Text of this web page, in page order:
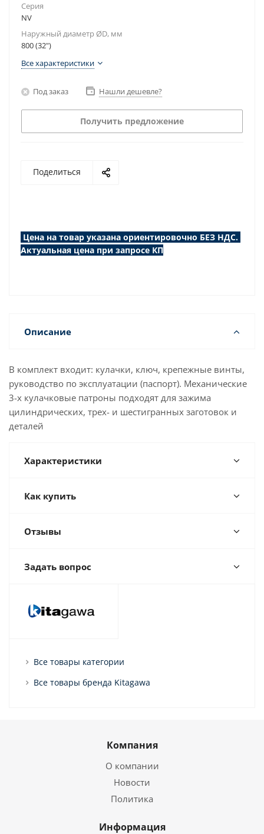
Серия
NV
Наружный диаметр ØD, мм
800 (32")
Все характеристики
Под заказ Нашли дешевле?
Получить предложение
Поделиться
Цена на товар указана ориентировочно БЕЗ НДС.
Актуальная цена при запросе КП
Описание
В комплект входит: кулачки, ключ, крепежные винты,
руководство по эксплуатации (паспорт). Механические
3-х кулачковые патроны подходят для зажима
цилиндрических, трех- и шестигранных заготовок и
деталей
Характеристики
Как купить
Отзывы
Задать вопрос
Все товары категории
Все товары бренда Kitagawa
Компания
О компании
Новости
Политика
Информация